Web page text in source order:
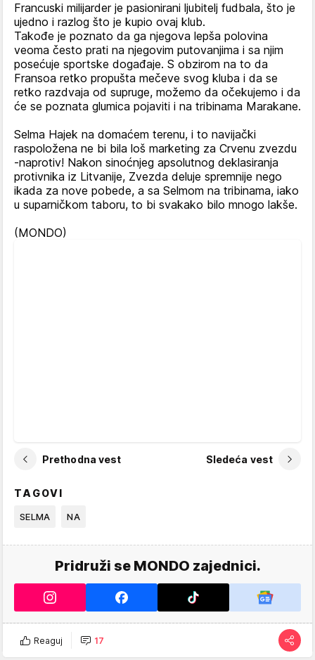
Francuski milijarder je pasionirani ljubitelj fudbala, što je
ujedno i razlog što je kupio ovaj klub.
Takođe je poznato da ga njegova lepša polovina
veoma često prati na njegovim putovanjima i sa njim
posećuje sportske događaje. S obzirom na to da
Fransoa retko propušta mečeve svog kluba i da se
retko razdvaja od supruge, možemo da očekujemo i da
će se poznata glumica pojaviti i na tribinama Marakane.
Selma Hajek na domaćem terenu, i to navijački
raspoložena ne bi bila loš marketing za Crvenu zvezdu
-naprotiv! Nakon sinoćnjeg apsolutnog deklasiranja
protivnika iz Litvanije, Zvezda deluje spremnije nego
ikada za nove pobede, a sa Selmom na tribinama, iako
u suparničkom taboru, to bi svakako bilo mnogo lakše.
(MONDO)
Prethodna vest Sledeća vest
TAGOVI
SELMA NA
Pridruži se MONDO zajednici.
Reaguj 17